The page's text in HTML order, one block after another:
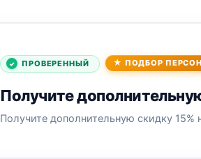
ПРОВЕРЕННЫЙ ПОДБОР
Получите
Получите дополнительную скидку 15%